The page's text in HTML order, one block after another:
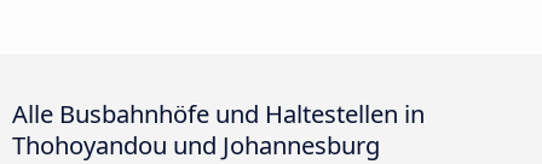
Alle Busbahnhöfe und Haltestellen in
Thohoyandou und Johannesburg